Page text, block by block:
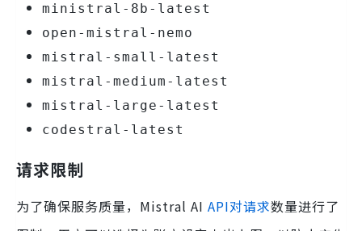
ministral-8b-latest
open-mistral-nemo
mistral-small-latest
mistral-medium-latest
mistral-large-latest
codestral-latest
请求限制
为了确保服务质量，Mistral AI API对请求数量进行了